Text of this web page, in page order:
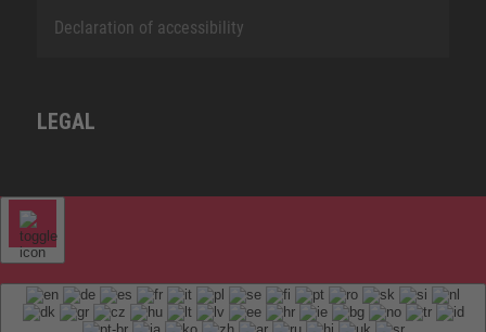
Declaration of accessibility
LEGAL